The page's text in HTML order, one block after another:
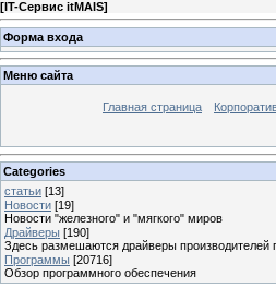
[IT-Сервис itMAIS]
Форма входа
Меню сайта
Главная страница
Categories
статьи [13]
Новости [19]
Новости "железного" и "мягкого" миров
Драйверы [190]
Здесь размешаются драйверы производителей
Программы [20716]
Обзор программного обеспечения